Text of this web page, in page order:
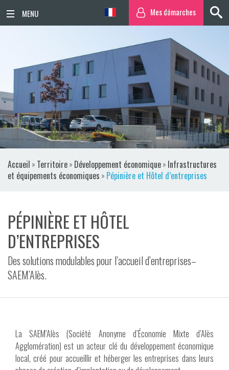
ACTUALITÉS
AGENDA
TERRITOIRE
VIE QUOTIDIENNE
SORTIR / BOUGER
ESPACE PRESSE
CONTACT
Mes démarches
Accueil » Territoire» Développement économique» Infrastructures
et équipements économiques » Pépinière et Hôtel d’entreprises
PÉPINIÈRE ET HÔTEL
D’ENTREPRISES
Des solutions modulables pour l’accueil d’entreprises–
SAEM’Alès.
La SAEM’Alès (Société Anonyme d’Économie Mixte d’Alès
Agglomération) est un acteur clé du développement économique
local, créé pour accueillir et héberger les entreprises dans leurs